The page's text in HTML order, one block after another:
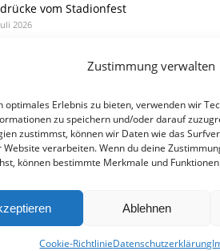
Zustimmung verwalten
optimales Erlebnis zu bieten, verwenden wir
zu speichern und/oder darauf
zustimmst, können wir Daten wie das
Website verarbeiten. Wenn du deine
können bestimmte Merkmale und
Ablehnen
Cookie-RichtlinieDatenschutzerklärung
vom Stadionfest
2026
Abschlusstest mit später
DATENSCHUTZERKLÄRUNG